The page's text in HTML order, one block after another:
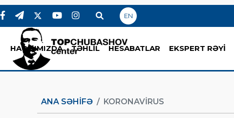
EN
HAQQIMIZDA TƏHLİL HESABATLAR EKSPERT RƏYİ
ANA SƏHIFƏ KORONAVIRUS